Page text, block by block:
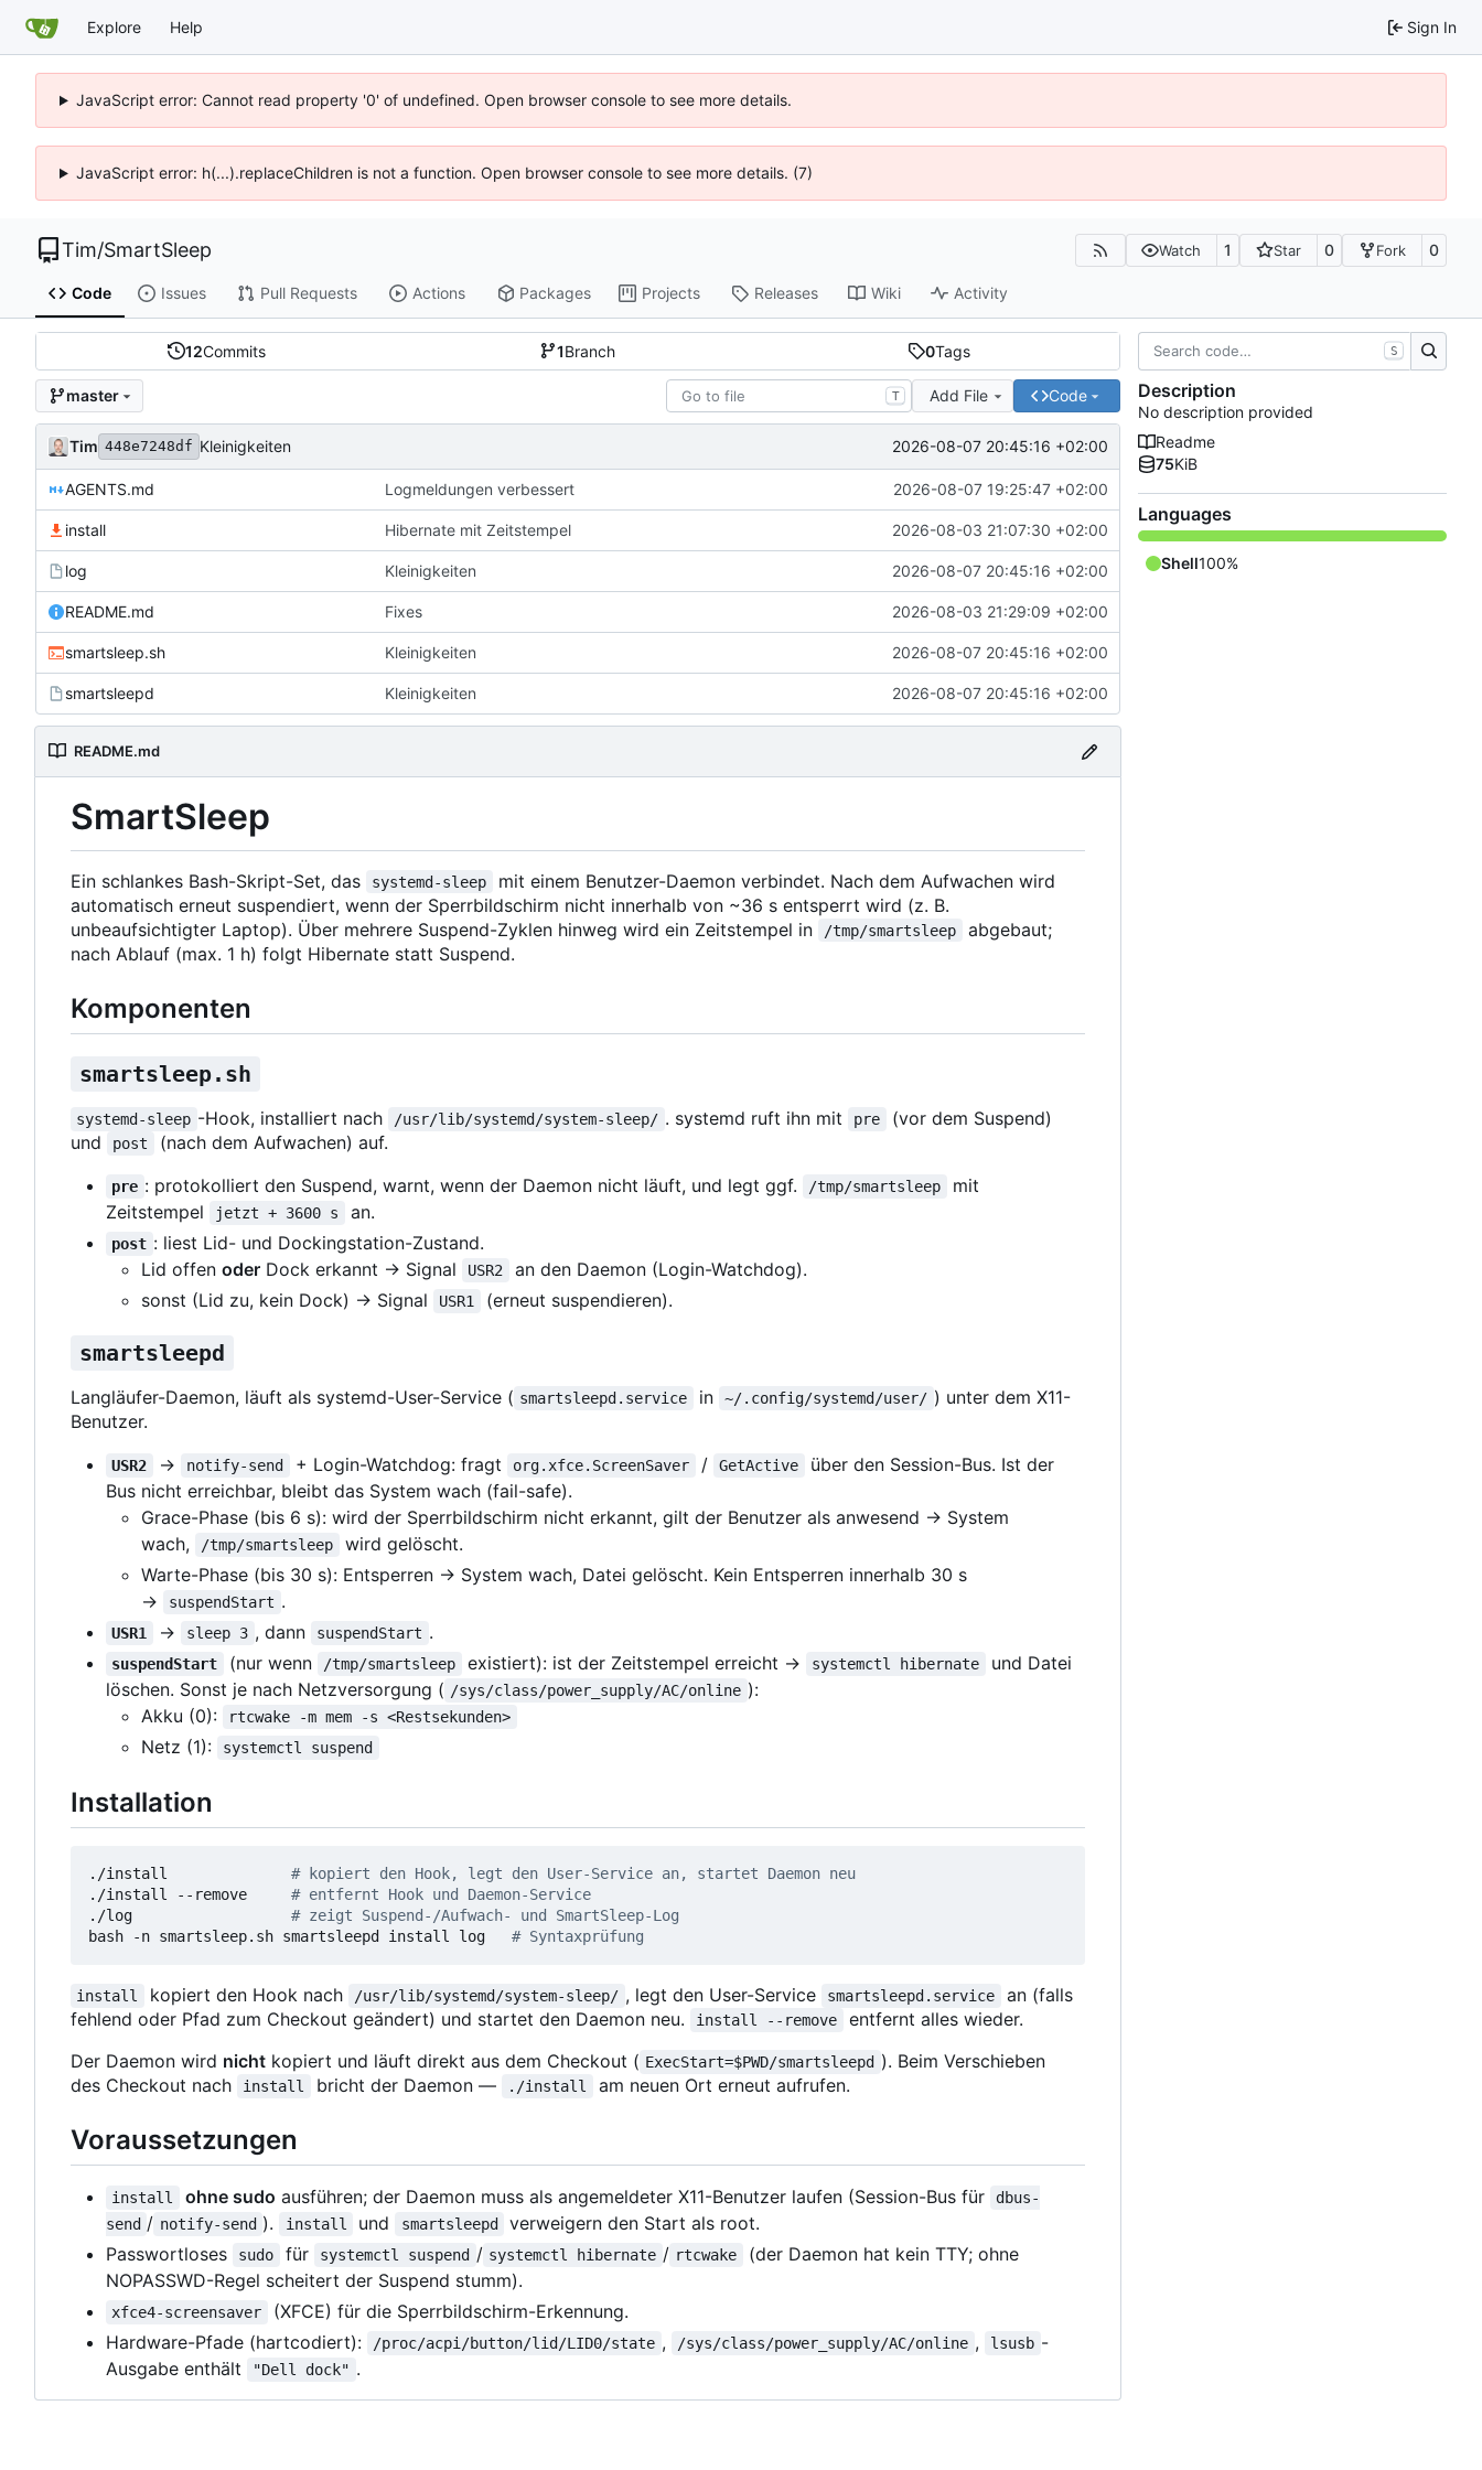
Explore Help Sign In
JavaScript error: Cannot read property '0' of undefined. Open browser console to see more details.
JavaScript error: h(...).replaceChildren is not a function. Open browser console to see more details. (7)
Tim/SmartSleep Watch 1 Star 0 Fork 0
Code Issues Pull Requests Actions Packages Projects Releases Wiki Activity
12Commits 1Branch 0Tags
master T Add File Code
Tim 448e7248df Kleinigkeiten 2026-08-07 20:45:16 +02:00
AGENTS.md Logmeldungen verbessert 2026-08-07 19:25:47 +02:00
install Hibernate mit Zeitstempel 2026-08-03 21:07:30 +02:00
log Kleinigkeiten 2026-08-07 20:45:16 +02:00
README.md Fixes 2026-08-03 21:29:09 +02:00
smartsleep.sh Kleinigkeiten 2026-08-07 20:45:16 +02:00
smartsleepd Kleinigkeiten 2026-08-07 20:45:16 +02:00
README.md
SmartSleep
Ein schlankes Bash-Skript-Set, das systemd-sleep
mit einem Benutzer-Daemon verbindet. Nach dem Aufwachen wird
automatisch erneut suspendiert, wenn der Sperrbildschirm nicht innerhalb von ~36 s entsperrt wird (z. B.
unbeaufsichtigter Laptop). Über mehrere Suspend-Zyklen hinweg wird ein Zeitstempel in
/tmp/smartsleep
abgebaut;
nach Ablauf (max. 1 h) folgt Hibernate statt Suspend.
Komponenten
smartsleep.sh
systemd-sleep -Hook, installiert nach /usr/lib/systemd/system-sleep/ . systemd ruft ihn mit pre
(vor dem Suspend)
und
post (nach dem Aufwachen) auf.
pre : protokolliert den Suspend, warnt, wenn der Daemon nicht läuft, und legt ggf. /tmp/smartsleep
mit
Zeitstempel
jetzt + 3600 s an.
post : liest Lid- und Dockingstation-Zustand.
Lid offen oder Dock erkannt → Signal USR2
an den Daemon (Login-Watchdog).
sonst (Lid zu, kein Dock) → Signal
USR1 (erneut suspendieren).
smartsleepd
Langläufer-Daemon, läuft als systemd-User-Service ( smartsleepd.service in ~/.config/systemd/user/ ) unter dem X11-
Benutzer.
USR2 → notify-send + Login-Watchdog: fragt org.xfce.ScreenSaver / GetActive
über den Session-Bus. Ist der
Bus nicht erreichbar, bleibt das System wach (fail-safe).
Grace-Phase (bis 6 s): wird der Sperrbildschirm nicht erkannt, gilt der Benutzer als anwesend → System
wach,
/tmp/smartsleep
wird gelöscht.
Warte-Phase (bis 30 s): Entsperren → System wach, Datei gelöscht. Kein Entsperren innerhalb 30 s
→
suspendStart .
USR1 → sleep 3 , dann suspendStart .
suspendStart (nur wenn /tmp/smartsleep existiert): ist der Zeitstempel erreicht → systemctl hibernate
und Datei
löschen. Sonst je nach Netzversorgung ( /sys/class/power_supply/AC/online ):
Akku (0):
rtcwake -m mem -s <Restsekunden>
Netz (1): systemctl suspend
Installation
./install # kopiert den Hook, legt den User-Service an, startet Daemon neu
./install --remove # entfernt Hook und Daemon-Service
./log # zeigt Suspend-/Aufwach- und SmartSleep-Log
bash -n smartsleep.sh smartsleepd install log # Syntaxprüfung
install kopiert den Hook nach /usr/lib/systemd/system-sleep/ , legt den User-Service smartsleepd.service
an (falls
fehlend oder Pfad zum Checkout geändert) und startet den Daemon neu.
install --remove
entfernt alles wieder.
Der Daemon wird nicht kopiert und läuft direkt aus dem Checkout ( ExecStart=$PWD/smartsleepd ). Beim Verschieben
des Checkout nach
install bricht der Daemon — ./install am neuen Ort erneut aufrufen.
Voraussetzungen
install ohne sudo ausführen; der Daemon muss als angemeldeter X11-Benutzer laufen (Session-Bus für
dbus-
send / notify-send ). install und smartsleepd
verweigern den Start als root.
Passwortloses
sudo für systemctl suspend / systemctl hibernate / rtcwake
(der Daemon hat kein TTY; ohne
NOPASSWD-Regel scheitert der Suspend stumm).
xfce4-screensaver
(XFCE) für die Sperrbildschirm-Erkennung.
Hardware-Pfade (hartcodiert):
/proc/acpi/button/lid/LID0/state , /sys/class/power_supply/AC/online , lsusb -
Ausgabe enthält
"Dell dock" .
S
Description
No description provided
Readme
75KiB
Languages
Shell100%